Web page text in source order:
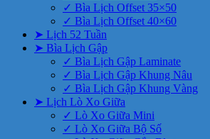
✓ Bìa Lịch Offset 35×50
✓ Bìa Lịch Offset 40×60
➤ Lịch 52 Tuần
➤ Bìa Lịch Gập
✓ Bìa Lịch Gập Laminate
✓ Bìa Lịch Gập Khung Nâu
✓ Bìa Lịch Gập Khung Vàng
➤ Lịch Lò Xo Giữa
✓ Lò Xo Giữa Mini
✓ Lò Xo Giữa Bộ Số